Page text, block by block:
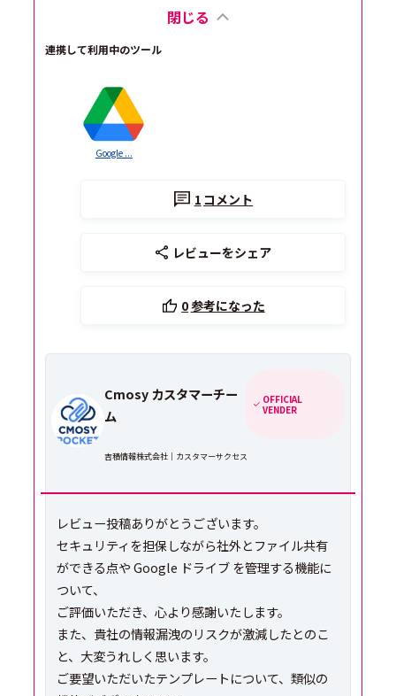
閉じる
連携して利用中のツール
Google ...
1 コメント
レビューをシェア
0参考になった
Cmosy カスタマーチー
ム
OFFICIAL
VENDER
吉積情報株式会社｜カスタマーサクセス
レビュー投稿ありがとうございます。
セキュリティを担保しながら社外とファイル共有
ができる点や Google ドライブ を管理する機能に
ついて、
ご評価いただき、心より感謝いたします。
また、貴社の情報漏洩のリスクが激減したとのこ
と、大変うれしく思います。
ご要望いただいたテンプレートについて、類似の